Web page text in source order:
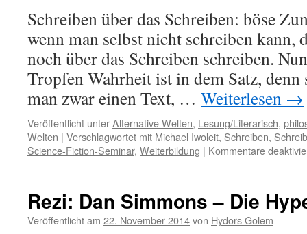
Schreiben über das Schreiben: böse
wenn man selbst nicht schreiben kann,
noch über das Schreiben schreiben.
Tropfen Wahrheit ist in dem Satz,
man zwar einen Text, … Weiterlesen →
Veröffentlicht unterAlternative Welten, Lesung/Literarisch,
Welten | Verschlagwortet mit Michael Iwoleit, Schreiben,
Science-Fiction-Seminar, Weiterbildung | Kommentare
Rezi: Dan Simmons – Die
Veröffentlicht am 22. November 2014von Hydors Golem